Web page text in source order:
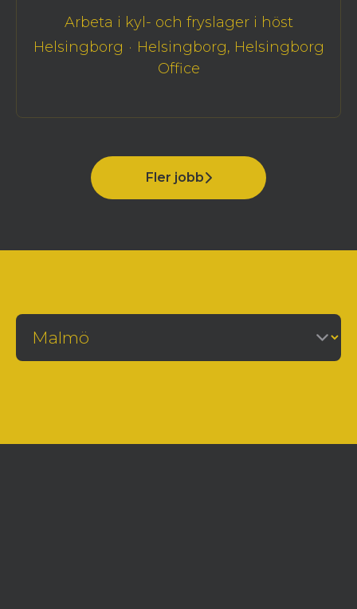
Arbeta i kyl- och fryslager i höst
Helsingborg · Helsingborg, Helsingborg
Office
Fler jobb